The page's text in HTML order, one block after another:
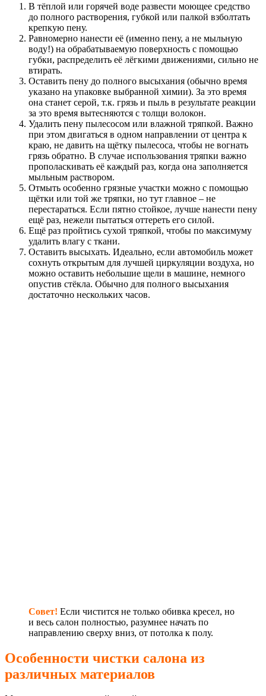
В тёплой или горячей воде развести моющее средство
до полного растворения, губкой или палкой взболтать
крепкую пену.
Равномерно нанести её (именно пену, а не мыльную
воду!) на обрабатываемую поверхность с помощью
губки, распределить её лёгкими движениями, сильно не
втирать.
Оставить пену до полного высыхания (обычно время
указано на упаковке выбранной химии). За это время
она станет серой, т.к. грязь и пыль в результате реакции
за это время вытесняются с толщи волокон.
Удалить пену пылесосом или влажной тряпкой. Важно
при этом двигаться в одном направлении от центра к
краю, не давить на щётку пылесоса, чтобы не вогнать
грязь обратно. В случае использования тряпки важно
прополаскивать её каждый раз, когда она заполняется
мыльным раствором.
Отмыть особенно грязные участки можно с помощью
щётки или той же тряпки, но тут главное – не
перестараться. Если пятно стойкое, лучше нанести пену
ещё раз, нежели пытаться оттереть его силой.
Ещё раз пройтись сухой тряпкой, чтобы по максимуму
удалить влагу с ткани.
Оставить высыхать. Идеально, если автомобиль может
сохнуть открытым для лучшей циркуляции воздуха, но
можно оставить небольшие щели в машине, немного
опустив стёкла. Обычно для полного высыхания
достаточно нескольких часов.
Совет! Если чистится не только обивка кресел, но
и весь салон полностью, разумнее начать по
направлению сверху вниз, от потолка к полу.
Особенности чистки салона из
различных материалов